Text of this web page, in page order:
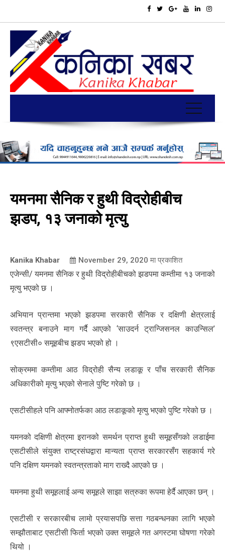
यमनमा सैनिक र हुथी विद्रोहीबीच
झडप, १३ जनाको मृत्यु
Kanika Khabar November 29, 2020 मा प्रकाशित
एजेन्सी/ यमनमा सैनिक र हुथी विद्रोहीबीचको झडपमा कम्तीमा १३ जनाको
मृत्यु भएको छ ।
अभियान प्रान्तमा भएको झडपमा सरकारी सैनिक र दक्षिणी क्षेत्रलाई
स्वतन्त्र बनाउने माग गर्दै आएको ‘साउदर्न ट्रान्जिसनल काउन्सिल’
९एसटीसी० समूहबीच झडप भएको हो ।
सोक्रममा कम्तीमा आठ विद्रोही सैन्य लडाकू र पाँच सरकारी सैनिक
अधिकारीको मृत्यु भएको सेनाले पुष्टि गरेको छ ।
एसटीसीहले पनि आफ्नोतर्फका आठ लडाकूको मृत्यु भएको पुष्टि गरेको छ ।
यमनको दक्षिणी क्षेत्रमा इरानको समर्थन प्राप्त हुथी समूहसँगको लडाईमा
एसटीसीले संयुक्त राष्ट्रसंघद्वारा मान्यता प्राप्त सरकारसँग सहकार्य गरे
पनि दक्षिण यमनको स्वतन्त्रताको माग राख्दै आएको छ ।
यमनमा हुथी समूहलाई अन्य समूहले साझा सत्रुका रूपमा हेर्दै आएका छन् ।
एसटीसी र सरकारबीच लामो प्रयासपछि सत्ता गठबन्धनका लागि भएको
सम्झौताबाट एसटीसी फिर्ता भएको उक्त समूहले गत अगस्टमा घोषणा गरेको
थियो ।